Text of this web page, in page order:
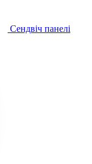
Сендвіч панелі